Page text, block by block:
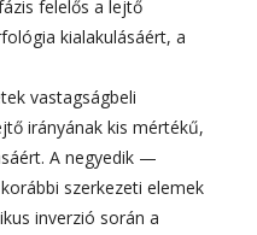
felelős a lejtő
kialakulásáért, a
vastagságbeli
irányának kis mértékű,
A negyedik —
szerkezeti elemek
inverzió során a